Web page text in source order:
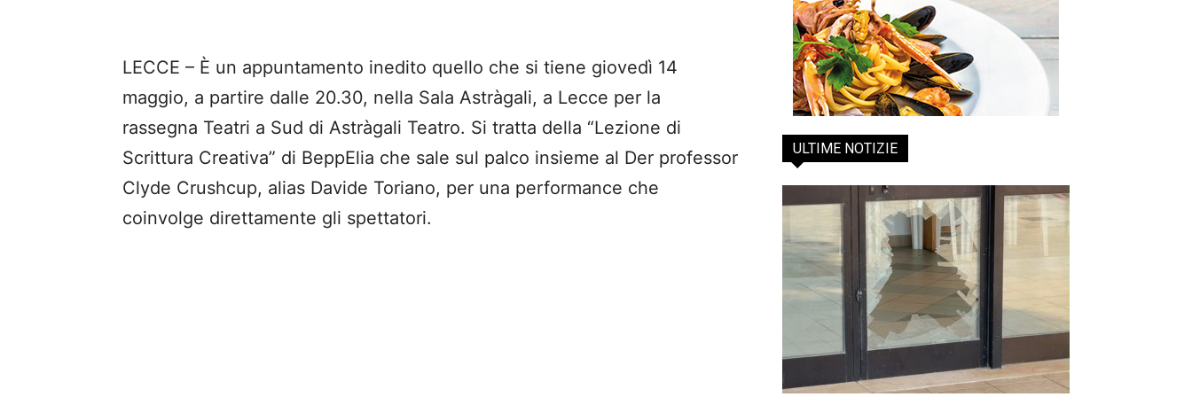
LECCE – È un appuntamento inedito quello che si tiene giovedì 14
maggio, a partire dalle 20.30, nella Sala Astràgali, a Lecce per la
rassegna Teatri a Sud di Astràgali Teatro. Si tratta della “Lezione di
Scrittura Creativa” di BeppElia che sale sul palco insieme al Der professor
Clyde Crushcup, alias Davide Toriano, per una performance che
coinvolge direttamente gli spettatori.
ULTIME NOTIZIE